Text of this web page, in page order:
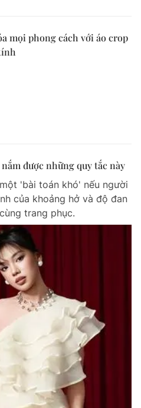
mọi phong cách với áo crop
được những quy tắc này
'bài toán khó' nếu người
của khoảng hở và độ đan
trang phục.